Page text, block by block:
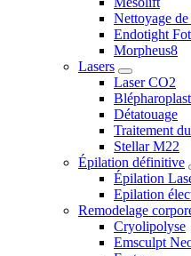
Nettoyage
Endotight
Morpheus8
Lasers
Laser CO2
Détatouage
Traitement
Stellar M22
Épilation définitive
Épilation
Epilation
Remodelage
Cryolipolyse
Emsculpt